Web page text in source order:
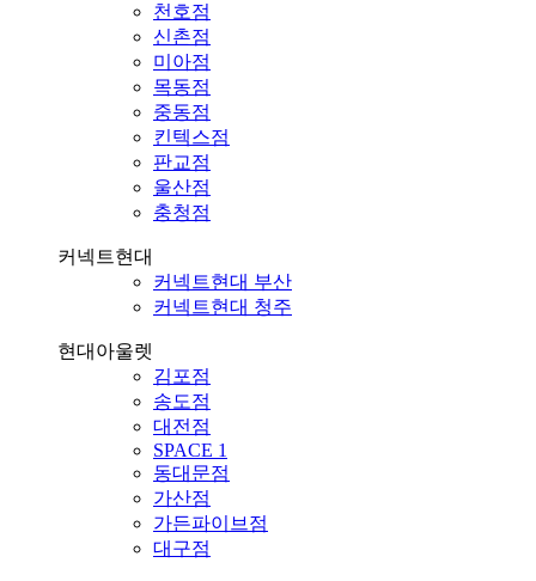
천호점
신촌점
미아점
목동점
중동점
킨텍스점
판교점
울산점
충청점
커넥트현대
커넥트현대 부산
커넥트현대 청주
현대아울렛
김포점
송도점
대전점
SPACE 1
동대문점
가산점
가든파이브점
대구점